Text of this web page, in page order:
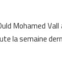
Mohamed
la semaine